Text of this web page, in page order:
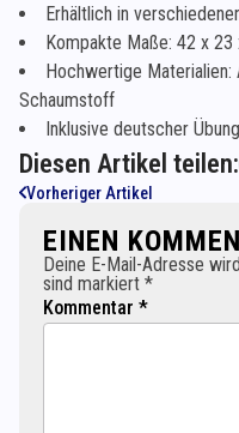
Erhältlich in
Kompakte Maße: 42 x
Hochwertige Materialien:
Schaumstoff
Inklusive deutscher
Diesen Artikel teilen:
Vorheriger Artikel
EINEN
Deine E-Mail-Adresse
sind markiert *
Kommentar *